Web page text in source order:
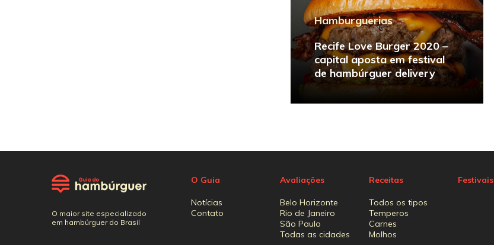
Hamburguerias
Recife Love Burger 2020 –
capital aposta em festival
de hambúrguer delivery
O maior site especializado
em hambúrguer do Brasil
O Guia
Notícias
Contato
Avaliações
Belo Horizonte
Rio de Janeiro
São Paulo
Todas as cidades
Receitas
Todos os tipos
Temperos
Carnes
Molhos
Festivais